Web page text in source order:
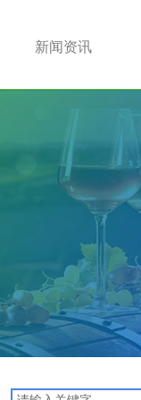
新闻资讯